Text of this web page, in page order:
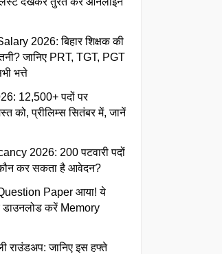
2026: बिहार शिक्षक की
जानिए PRT, TGT, PGT
भत्ते
12,500+ पदों पर
को, प्रीलिम्स सितंबर में, जानें
2026: 200 पटवारी पदों
कर सकता है आवेदन?
Paper आया! ये
डाउनलोड करें Memory
राउंडअप: जानिए इस हफ्ते